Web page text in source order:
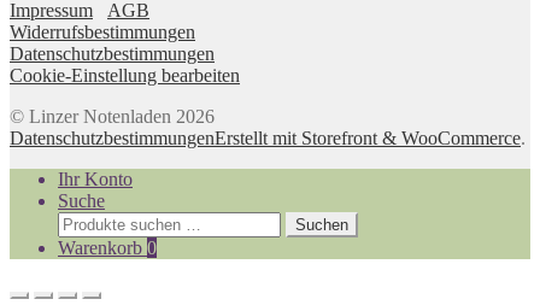
Impressum
AGB
Widerrufsbestimmungen
Datenschutzbestimmungen
Cookie-Einstellung bearbeiten
© Linzer Notenladen 2026
DatenschutzbestimmungenErstellt mit Storefront & WooCommerce.
Ihr Konto
Suche
Suchen
nach:
Suchen
Warenkorb 0